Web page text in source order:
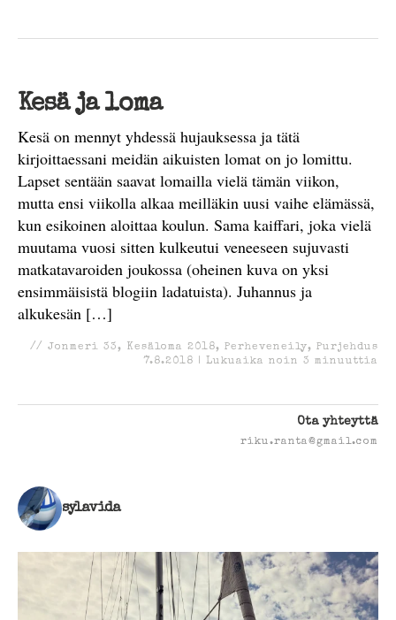
Kesä ja loma
Kesä on mennyt yhdessä hujauksessa ja tätä
kirjoittaessani meidän aikuisten lomat on jo lomittu.
Lapset sentään saavat lomailla vielä tämän viikon,
mutta ensi viikolla alkaa meilläkin uusi vaihe elämässä,
kun esikoinen aloittaa koulun. Sama kaiffari, joka vielä
muutama vuosi sitten kulkeutui veneeseen sujuvasti
matkatavaroiden joukossa (oheinen kuva on yksi
ensimmäisistä blogiin ladatuista). Juhannus ja
alkukesän […]
// Jonmeri 33, Kesäloma 2018, Perheveneily, Purjehdus
7.8.2018 | Lukuaika noin 3 minuuttia
Ota yhteyttä
riku.ranta@gmail.com
sylavida